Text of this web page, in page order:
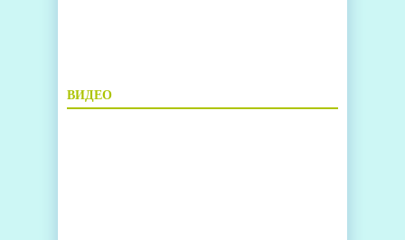
ВИДЕО